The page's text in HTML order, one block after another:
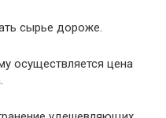
сырье дороже.
осуществляется цена